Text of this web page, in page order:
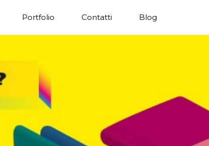
Portfolio Contatti Blog